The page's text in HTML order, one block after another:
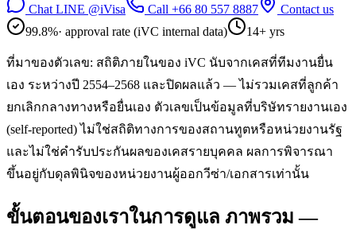
Chat LINE @iVisa Call +66 80 557 8887
Contact us
99.8%· approval rate (iVC internal data) 14+ yrs
ที่มาของตัวเลข: สถิติภายในของ iVC นับจากเคสที่ทีมงานยื่น
เอง ระหว่างปี 2554–2568 และปิดผลแล้ว — ไม่รวมเคสที่ลูกค้า
ยกเลิกกลางทางหรือยื่นเอง ตัวเลขเป็นข้อมูลที่บริษัทรายงานเอง
(self-reported) ไม่ใช่สถิติทางการของสถานทูตหรือหน่วยงานรัฐ
และไม่ใช่คำรับประกันผลของเคสรายบุคคล ผลการพิจารณา
ขึ้นอยู่กับดุลพินิจของหน่วยงานผู้ออกวีซ่า/เอกสารเท่านั้น
ขั้นตอนของเราในการดูแล ภาพรวม —